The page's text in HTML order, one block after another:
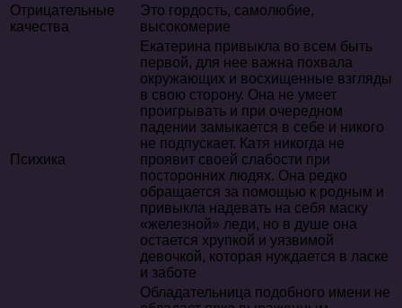
Отрицательные
качества
Это гордость, самолюбие,
высокомерие
Психика
Екатерина привыкла во всем быть
первой, для нее важна похвала
окружающих и восхищенные взгляды
в свою сторону. Она не умеет
проигрывать и при очередном
падении замыкается в себе и никого
не подпускает. Катя никогда не
проявит своей слабости при
посторонних людях. Она редко
обращается за помощью к родным и
привыкла надевать на себя маску
«железной» леди, но в душе она
остается хрупкой и уязвимой
девочкой, которая нуждается в ласке
и заботе
Обладательница подобного имени не